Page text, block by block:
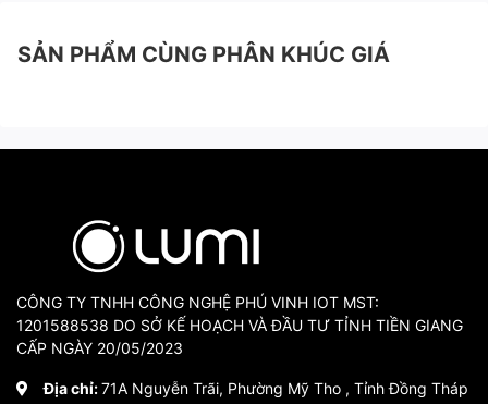
SẢN PHẨM CÙNG PHÂN KHÚC GIÁ
CÔNG TY TNHH CÔNG NGHỆ PHÚ VINH IOT MST:
1201588538 DO SỞ KẾ HOẠCH VÀ ĐẦU TƯ TỈNH TIỀN GIANG
CẤP NGÀY 20/05/2023
Địa chỉ:71A Nguyễn Trãi, Phường Mỹ Tho , Tỉnh Đồng Tháp